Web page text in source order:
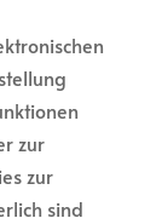
zur
zur
sind